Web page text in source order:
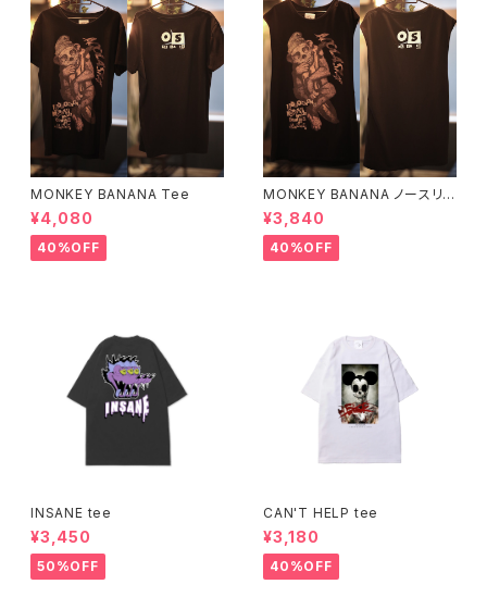
MONKEY BANANA Tee
¥4,080
40%OFF
MONKEY BANANA ノースリ
ーブ
¥3,840
40%OFF
INSANE tee
¥3,450
50%OFF
CAN'T HELP tee
¥3,180
40%OFF